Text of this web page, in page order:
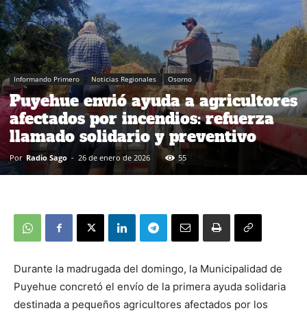
Informando Primero Noticias Regionales Osorno
Puyehue envió ayuda a agricultores
afectados por incendios: refuerza
llamado solidario y preventivo
Por Radio Sago - 26 de enero de 2026 55
Durante la madrugada del domingo, la Municipalidad de
Puyehue concretó el envío de la primera ayuda solidaria
destinada a pequeños agricultores afectados por los